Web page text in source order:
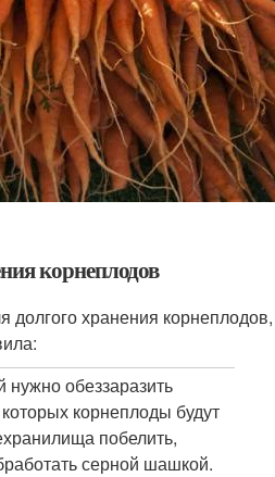
корнеплодов
долгого хранения
обеззаразить
корнеплоды будут
побелить,
серной шашкой.